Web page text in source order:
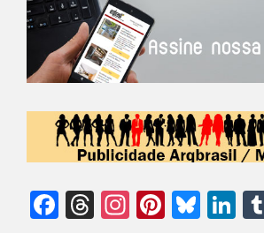
Facebook
Threads
Instagram